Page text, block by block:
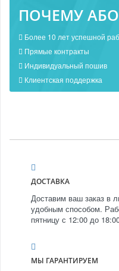
ПОЧЕМУ
Более 10 лет успешной
Прямые контракты
Индивидуальный пошив
Клиентская поддержка
ДОСТАВКА
Доставим ваш заказ в
удобным способом.
пятницу с 12:00 до
МЫ ГАРАНТИРУЕМ